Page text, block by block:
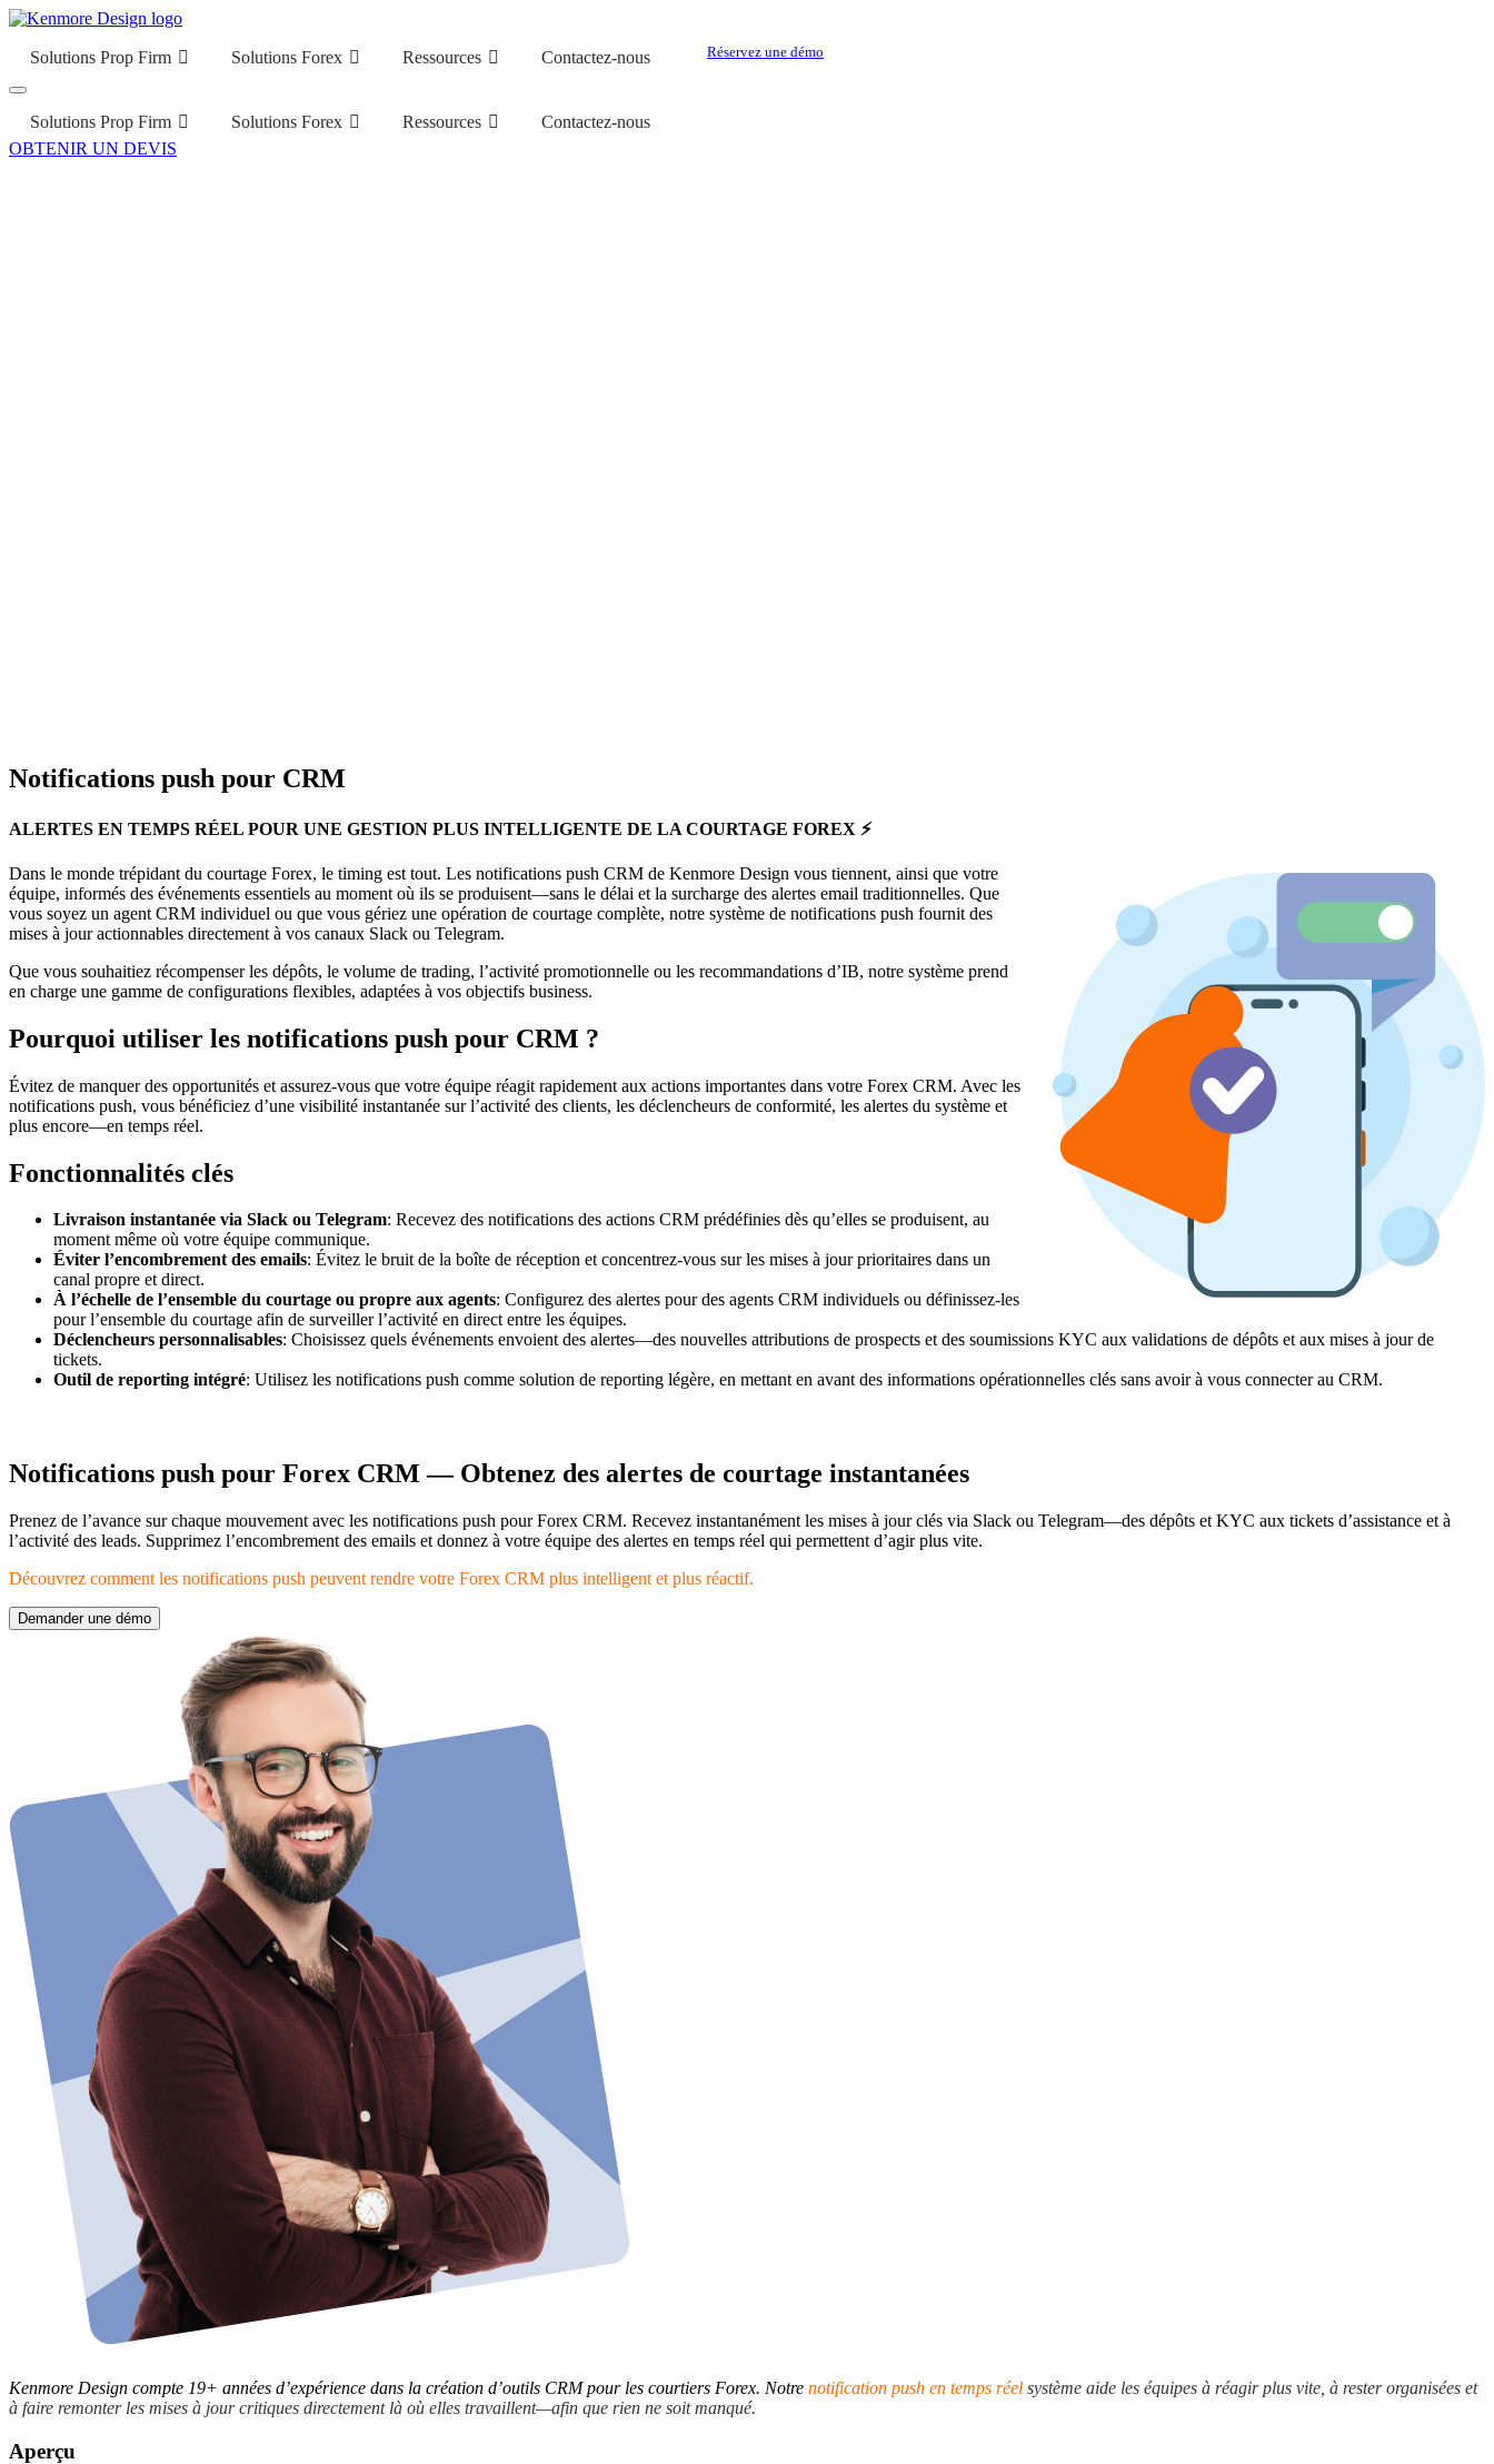
Solutions Prop Firm Solutions Forex Ressources Contactez-nous Réservez une démo
Solutions Prop Firm Solutions Forex Ressources
Contactez-nous
OBTENIR UN DEVIS
Notifications push pour CRM
ALERTES EN TEMPS RÉEL POUR UNE GESTION PLUS INTELLIGENTE DE LA COURTAGE FOREX ⚡
Dans le monde trépidant du courtage Forex, le timing est tout. Les notifications push CRM de Kenmore Design vous tiennent, ainsi que votre
équipe, informés des événements essentiels au moment où ils se produisent—sans le délai et la surcharge des alertes email traditionnelles. Que
vous soyez un agent CRM individuel ou que vous gériez une opération de courtage complète, notre système de notifications push fournit des
mises à jour actionnables directement à vos canaux Slack ou Telegram.
Que vous souhaitiez récompenser les dépôts, le volume de trading, l’activité promotionnelle ou les recommandations d’IB, notre système prend
en charge une gamme de configurations flexibles, adaptées à vos objectifs business.
Pourquoi utiliser les notifications push pour CRM ?
Évitez de manquer des opportunités et assurez-vous que votre équipe réagit rapidement aux actions importantes dans votre Forex CRM. Avec les
notifications push, vous bénéficiez d’une visibilité instantanée sur l’activité des clients, les déclencheurs de conformité, les alertes du système et
plus encore—en temps réel.
Fonctionnalités clés
Livraison instantanée via Slack ou Telegram: Recevez des notifications des actions CRM prédéfinies dès qu’elles se produisent, au
moment même où votre équipe communique.
Éviter l’encombrement des emails: Évitez le bruit de la boîte de réception et concentrez-vous sur les mises à jour prioritaires dans un
canal propre et direct.
À l’échelle de l’ensemble du courtage ou propre aux agents: Configurez des alertes pour des agents CRM individuels ou définissez-les
pour l’ensemble du courtage afin de surveiller l’activité en direct entre les équipes.
Déclencheurs personnalisables: Choisissez quels événements envoient des alertes—des nouvelles attributions de prospects et des soumissions KYC aux validations de dépôts et aux mises à jour de
tickets.
Outil de reporting intégré: Utilisez les notifications push comme solution de reporting légère, en mettant en avant des informations opérationnelles clés sans avoir à vous connecter au CRM.
Notifications push pour Forex CRM — Obtenez des alertes de courtage instantanées
Prenez de l’avance sur chaque mouvement avec les notifications push pour Forex CRM. Recevez instantanément les mises à jour clés via Slack ou Telegram—des dépôts et KYC aux tickets d’assistance et à
l’activité des leads. Supprimez l’encombrement des emails et donnez à votre équipe des alertes en temps réel qui permettent d’agir plus vite.
Découvrez comment les notifications push peuvent rendre votre Forex CRM plus intelligent et plus réactif.
Demander une démo
Kenmore Design compte 19+ années d’expérience dans la création d’outils CRM pour les courtiers Forex. Notre notification push en temps réel système aide les équipes à réagir plus vite, à rester organisées et
à faire remonter les mises à jour critiques directement là où elles travaillent—afin que rien ne soit manqué.
Aperçu